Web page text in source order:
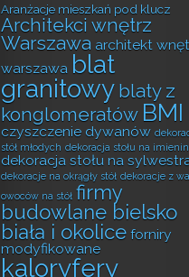
Aranżacje mieszkań pod klucz
Architekci wnętrz
Warszawa architekt
warszawa blat
granitowy blaty z
konglomeratów BMI
czyszczenie dywanów
stół młodych dekoracja stołu na
dekoracja stołu na
dekoracje na okrągły stół dekoracje z
owoców na stół firmy
budowlane bielsko
biała i okolice forniry
modyfikowane
kaloryfery